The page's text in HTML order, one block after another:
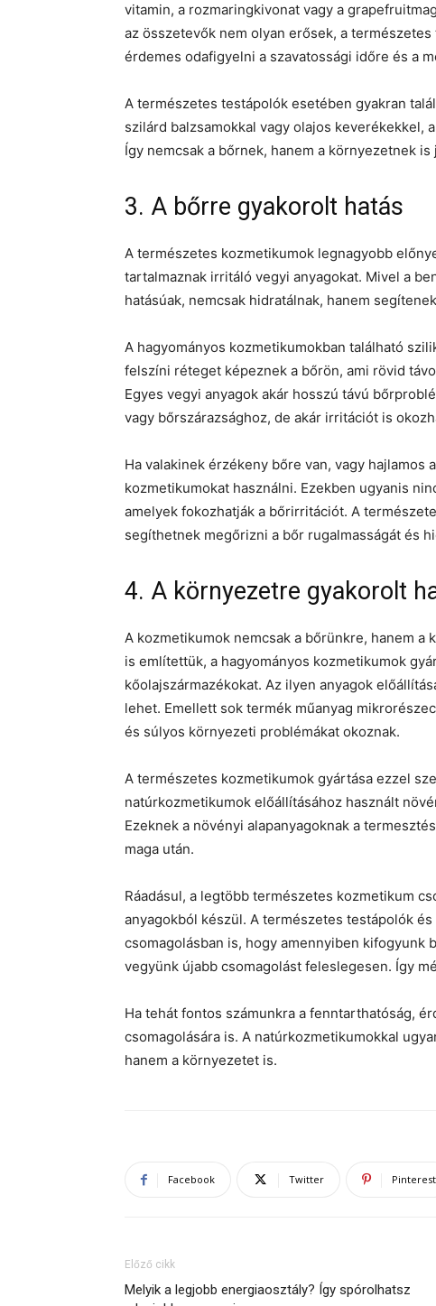
vitamin, a rozmaringkivonat vagy a
az összetevők nem olyan erősek, a
érdemes odafigyelni a szavatossági időre és a
A természetes testápolók esetében gyakran
szilárd balzsamokkal vagy olajos
Így nemcsak a bőrnek, hanem a környezetnek
3. A bőrre gyakorolt hatás
A természetes kozmetikumok legnagyobb
tartalmaznak irritáló vegyi anyagokat. Mivel a
hatásúak, nemcsak hidratálnak, hanem
A hagyományos kozmetikumokban található
felszíni réteget képeznek a bőrön, ami rövid
Egyes vegyi anyagok akár hosszú távú
vagy bőrszárazsághoz, de akár irritációt is
Ha valakinek érzékeny bőre van, vagy
kozmetikumokat használni. Ezekben ugyanis
amelyek fokozhatják a bőrirritációt. A
segíthetnek megőrizni a bőr rugalmasságát és
4. A környezetre gyakorolt
A kozmetikumok nemcsak a bőrünkre, hanem
is említettük, a hagyományos kozmetikumok
kőolajszármazékokat. Az ilyen anyagok
lehet. Emellett sok termék műanyag
és súlyos környezeti problémákat okoznak.
A természetes kozmetikumok gyártása ezzel
natúrkozmetikumok előállításához használt
Ezeknek a növényi alapanyagoknak a
maga után.
Ráadásul, a legtöbb természetes kozmetikum
anyagokból készül. A természetes testápolók
csomagolásban is, hogy amennyiben kifogyunk
vegyünk újabb csomagolást feleslegesen. Így
Ha tehát fontos számunkra a fenntarthatóság,
csomagolására is. A natúrkozmetikumokkal
hanem a környezetet is.
Facebook Twitter Pinterest
Előző cikk
Melyik a legjobb energiaosztály? Így spórolhatsz